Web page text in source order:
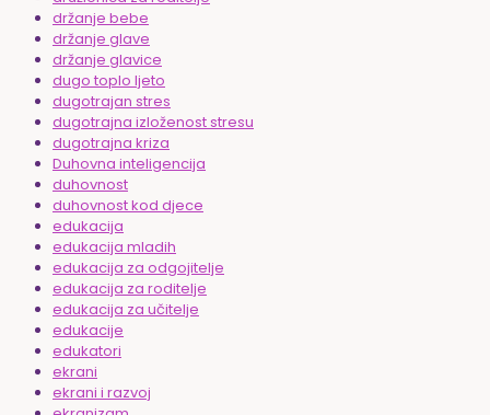
držanje bebe
držanje glave
držanje glavice
dugo toplo ljeto
dugotrajan stres
dugotrajna izloženost stresu
dugotrajna kriza
Duhovna inteligencija
duhovnost
duhovnost kod djece
edukacija
edukacija mladih
edukacija za odgojitelje
edukacija za roditelje
edukacija za učitelje
edukacije
edukatori
ekrani
ekrani i razvoj